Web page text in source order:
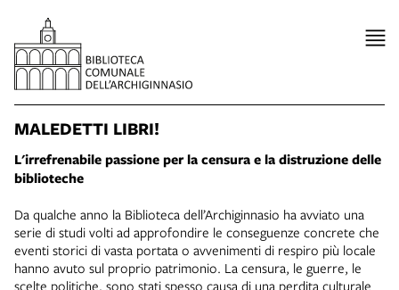
MALEDETTI LIBRI!
L'irrefrenabile passione per la censura e la distruzione delle
biblioteche
Da qualche anno la Biblioteca dell’Archiginnasio ha avviato una
serie di studi volti ad approfondire le conseguenze concrete che
eventi storici di vasta portata o avvenimenti di respiro più locale
hanno avuto sul proprio patrimonio. La censura, le guerre, le
scelte politiche, sono stati spesso causa di una perdita culturale